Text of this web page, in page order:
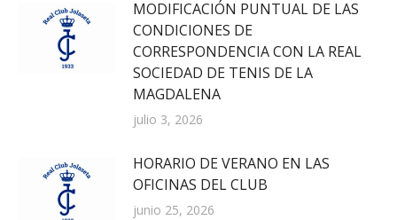
MODIFICACIÓN PUNTUAL DE LAS
CONDICIONES DE
CORRESPONDENCIA CON LA REAL
SOCIEDAD DE TENIS DE LA
MAGDALENA
julio 3, 2026
HORARIO DE VERANO EN LAS
OFICINAS DEL CLUB
junio 25, 2026